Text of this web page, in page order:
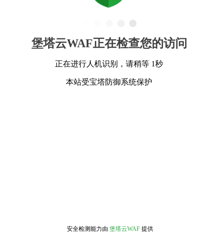
堡塔云WAF正在检查您的访问
正在进行人机识别，请稍等 1秒
本站受宝塔防御系统保护
安全检测能力由 堡塔云WAF 提供